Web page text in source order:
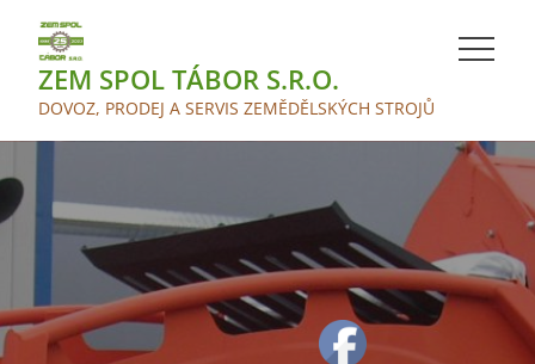
contentZEM SPOL TÁBOR S.R.O.
DOVOZ, PRODEJ A SERVIS ZEMĚDĚLSKÝCH STROJŮ